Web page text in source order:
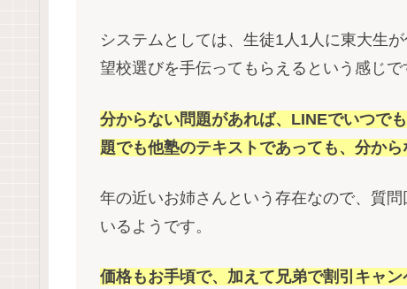
システムとしては、生徒1人1人に東大生
望校選びを手伝ってもらえるという感じで
分からない問題があれば、LINEでいつで
題でも他塾のテキストであっても、分か
年の近いお姉さんという存在なので、質
いるようです。
価格もお手頃で、加えて兄弟で割引キャ